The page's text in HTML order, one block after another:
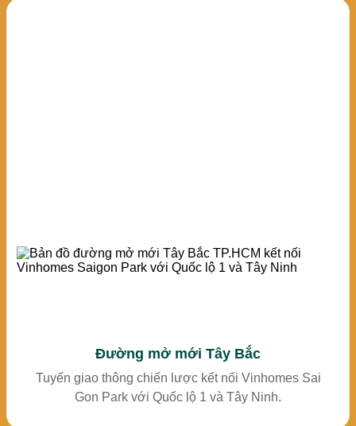
Đường mở mới Tây Bắc
Tuyến giao thông chiến lược kết nối Vinhomes Sai
Gon Park với Quốc lộ 1 và Tây Ninh.